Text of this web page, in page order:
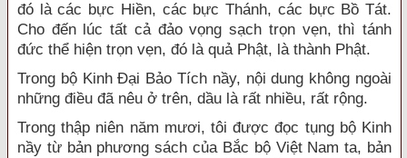
đó là các bực Hiền, các bực Thánh, các bực Bồ Tát.
Cho đến lúc tất cả đảo vọng sạch trọn vẹn, thì tánh
đức thể hiện trọn vẹn, đó là quả Phật, là thành Phật.
Trong bộ Kinh Đại Bảo Tích nầy, nội dung không ngoài
những điều đã nêu ở trên, dầu là rất nhiều, rất rộng.
Trong thập niên năm mươi, tôi được đọc tụng bộ Kinh
nầy từ bản phương sách của Bắc bộ Việt Nam ta, bản